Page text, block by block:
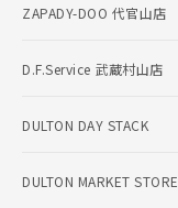
ZAPADY-DOO 代官山店
D.F.Service 武蔵村山店
DULTON DAY STACK
DULTON MARKET STORE